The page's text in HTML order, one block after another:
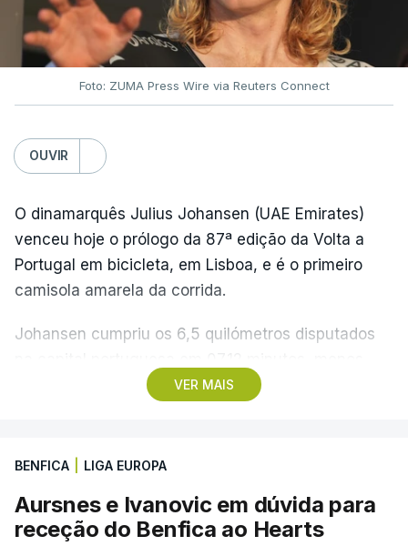
Foto: ZUMA Press Wire via Reuters Connect
OUVIR
VER MAIS
O dinamarquês Julius Johansen (UAE Emirates)
venceu hoje o prólogo da 87ª edição da Volta a
Portugal em bicicleta, em Lisboa, e é o primeiro
camisola amarela da corrida.
Johansen cumpriu os 6,5 quilómetros disputados
quatro segundos do que o companheiro de equipa
pista.
O vice-campeão português de contrarrelógio,
Rafael Reis, que procurava o oitavo triunfo em
BENFICA LIGA EUROPA
Aursnes e Ivanovic em dúvida para
receção do Benfica ao Hearts